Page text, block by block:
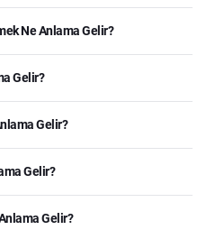
Ne Anlama Gelir?
Gelir?
Gelir?
Gelir?
Gelir?